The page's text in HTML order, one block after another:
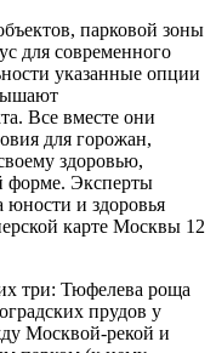
парковой зоны
для современного
указанные опции
Все вместе они
для горожан,
здоровью,
форме. Эксперты
юности и здоровья
карте Москвы 12
три: Тюфелева роща
прудов у
Москвой-рекой и